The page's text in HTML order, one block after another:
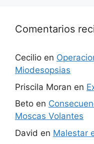
Comentarios
Cecilio en
Miodesopsias
Priscila Moran en
Beto en
Moscas Volantes
David en Malestar